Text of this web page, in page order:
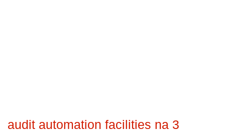
audit automation facilities na 3